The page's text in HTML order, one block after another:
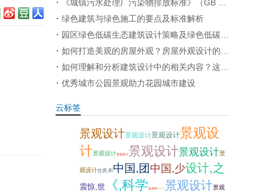
绿色建筑与绿色施工的要点及标准解析
优秀城市公园景观助力花园城市建设
云标签
景观设计景观设计景观设计景观设
计景观设计景观设计景观设计景观设计景
观设计住房,和 中国,团 中国,少设计,之
震惊,世 《,科学做,新时2021景观设计景观